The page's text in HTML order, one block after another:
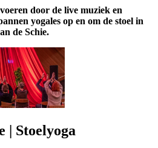
door de live muziek en
yogales op en om de stoel in
de Schie.
| Stoelyoga